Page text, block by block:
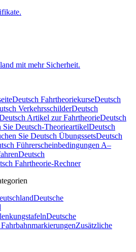
mit mehr Sicherheit.
Deutsch FahrtheoriekurseDeutsch
VerkehrsschilderDeutsch
Artikel zur FahrtheorieDeutsch
Sie Deutsch-TheorieartikelDeutsch
Sie Deutsch ÜbungssetsDeutsch
Führerscheinbedingungen A–
Deutsch
Fahrtheorie-Rechner
Deutsche
Deutsche
Zusätzliche